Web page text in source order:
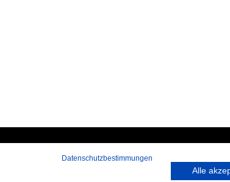
Hans-Pinsel-Straße 9a
85540 Haar bei München
Datenschutzbestimmungen
Alle